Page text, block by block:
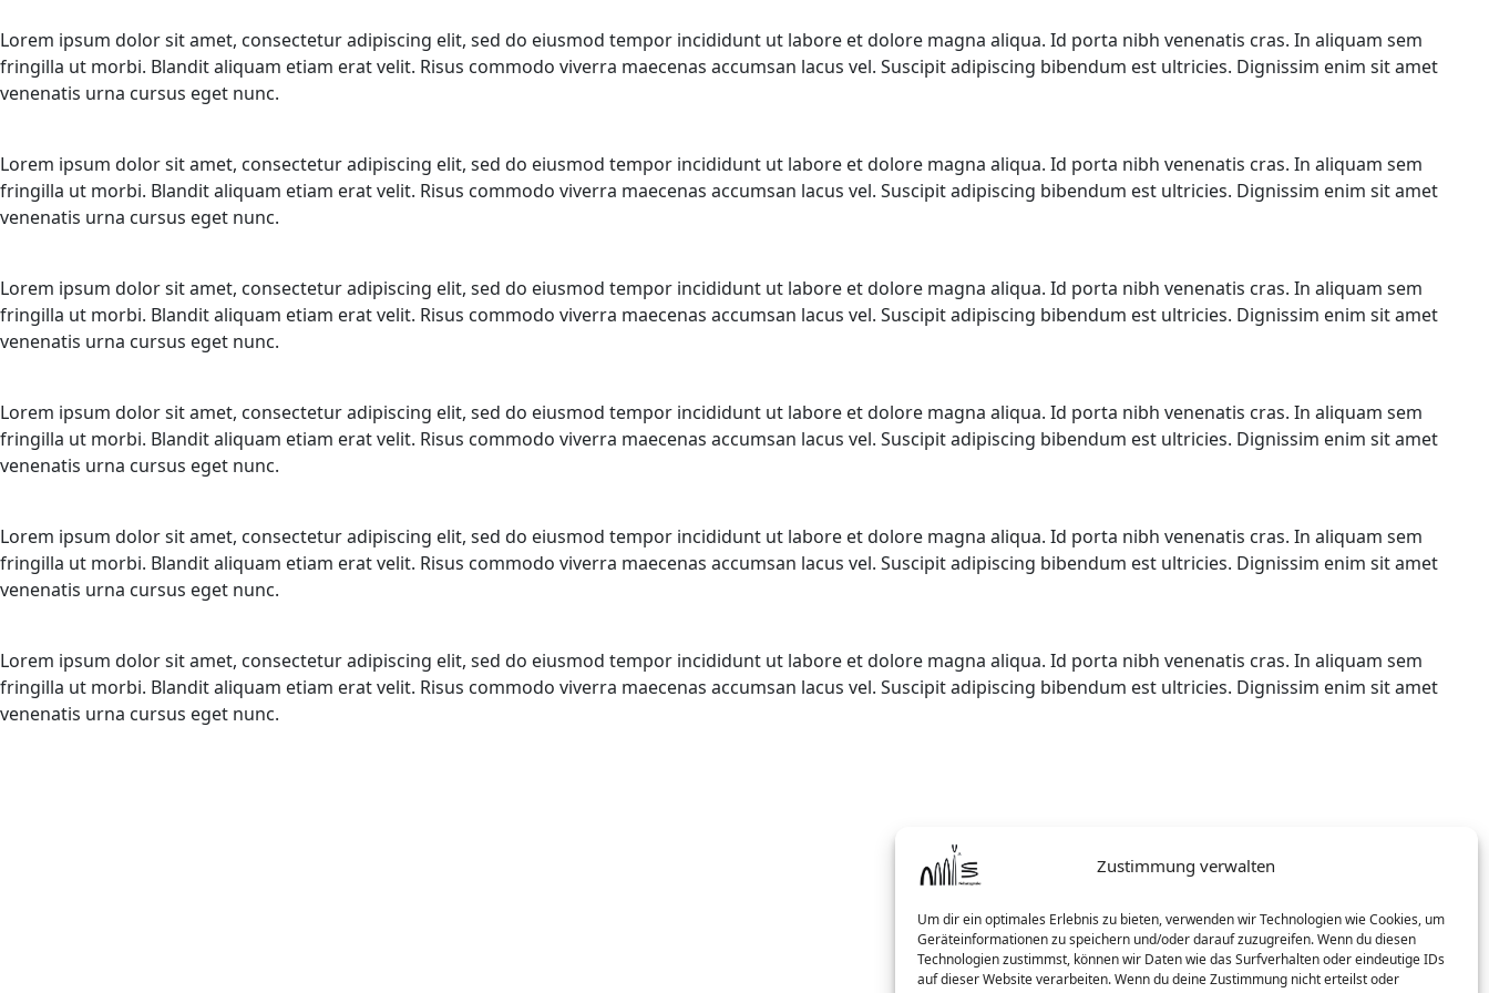
Zustimmung verwalten
Um dir ein optimales Erlebnis zu bieten, verwenden wir Technologien wie Cookies, um
Geräteinformationen zu speichern und/oder darauf zuzugreifen. Wenn du diesen
Technologien zustimmst, können wir Daten wie das Surfverhalten oder eindeutige IDs
auf dieser Website verarbeiten. Wenn du deine Zustimmung nicht erteilst oder
Lorem ipsum dolor sit amet, consectetur adipiscing elit, sed do eiusmod tempor incididunt ut labore et dolore magna aliqua. Id porta nibh venenatis cras. In aliquam sem
fringilla ut morbi. Blandit aliquam etiam erat velit. Risus commodo viverra maecenas accumsan lacus vel. Suscipit adipiscing bibendum est ultricies. Dignissim enim sit amet
venenatis urna cursus eget nunc.
Lorem ipsum dolor sit amet, consectetur adipiscing elit, sed do eiusmod tempor incididunt ut labore et dolore magna aliqua. Id porta nibh venenatis cras. In aliquam sem
fringilla ut morbi. Blandit aliquam etiam erat velit. Risus commodo viverra maecenas accumsan lacus vel. Suscipit adipiscing bibendum est ultricies. Dignissim enim sit amet
venenatis urna cursus eget nunc.
Lorem ipsum dolor sit amet, consectetur adipiscing elit, sed do eiusmod tempor incididunt ut labore et dolore magna aliqua. Id porta nibh venenatis cras. In aliquam sem
fringilla ut morbi. Blandit aliquam etiam erat velit. Risus commodo viverra maecenas accumsan lacus vel. Suscipit adipiscing bibendum est ultricies. Dignissim enim sit amet
venenatis urna cursus eget nunc.
Lorem ipsum dolor sit amet, consectetur adipiscing elit, sed do eiusmod tempor incididunt ut labore et dolore magna aliqua. Id porta nibh venenatis cras. In aliquam sem
fringilla ut morbi. Blandit aliquam etiam erat velit. Risus commodo viverra maecenas accumsan lacus vel. Suscipit adipiscing bibendum est ultricies. Dignissim enim sit amet
venenatis urna cursus eget nunc.
Lorem ipsum dolor sit amet, consectetur adipiscing elit, sed do eiusmod tempor incididunt ut labore et dolore magna aliqua. Id porta nibh venenatis cras. In aliquam sem
fringilla ut morbi. Blandit aliquam etiam erat velit. Risus commodo viverra maecenas accumsan lacus vel. Suscipit adipiscing bibendum est ultricies. Dignissim enim sit amet
venenatis urna cursus eget nunc.
Lorem ipsum dolor sit amet, consectetur adipiscing elit, sed do eiusmod tempor incididunt ut labore et dolore magna aliqua. Id porta nibh venenatis cras. In aliquam sem
fringilla ut morbi. Blandit aliquam etiam erat velit. Risus commodo viverra maecenas accumsan lacus vel. Suscipit adipiscing bibendum est ultricies. Dignissim enim sit amet
venenatis urna cursus eget nunc.